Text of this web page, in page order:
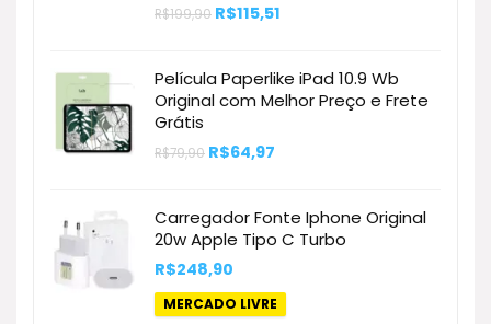
R$199,90 O
R$199,90.
R$115,51
R$115,51.
Película Paperlike iPad 10.9 Wb
Original com Melhor Preço e Frete
Grátis
R$79,90 O
R$79,90.
R$64,97
R$64,97.
Carregador Fonte Iphone Original
20w Apple Tipo C Turbo
R$248,90
MERCADO LIVRE